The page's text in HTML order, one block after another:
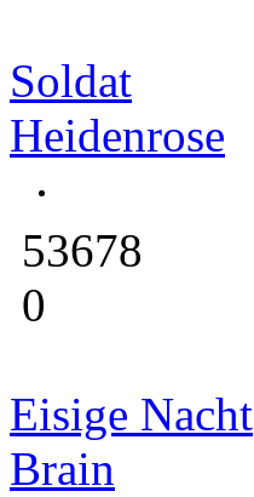
Soldat
Heidenrose
53678
0
Eisige Nacht
Brain